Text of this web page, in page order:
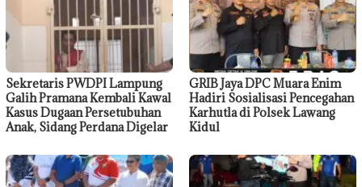
Sekretaris PWDPI Lampung
Galih Pramana Kembali Kawal
Kasus Dugaan Persetubuhan
Anak, Sidang Perdana Digelar
GRIB Jaya DPC Muara Enim
Hadiri Sosialisasi Pencegahan
Karhutla di Polsek Lawang
Kidul